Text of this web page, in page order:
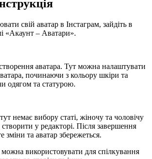
свій аватар в Інстаграм, зайдіть в
«Акаунт – Аватари».
аватара. Тут можна налаштувати
починаючи з кольору шкіри та
одягом та статурою.
немає вибору статі, жіночу та чоловічу
у редакторі. Після завершення
зміни та аватар збережеться.
можна використовувати для спілкування